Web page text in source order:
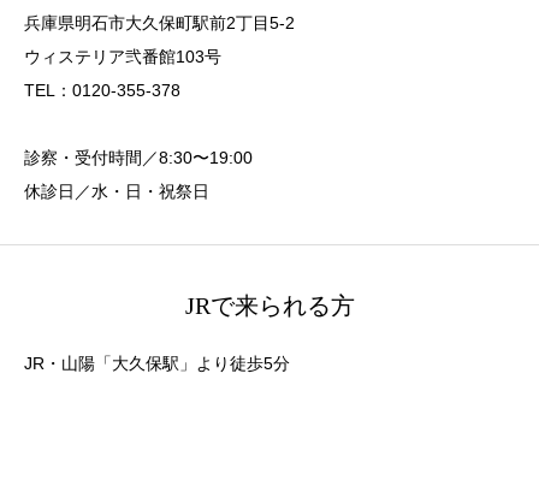
兵庫県明石市大久保町駅前2丁目5-2
ウィステリア弐番館103号
TEL：0120-355-378
診察・受付時間／8:30〜19:00
休診日／水・日・祝祭日
JRで来られる方
JR・山陽「大久保駅」より徒歩5分